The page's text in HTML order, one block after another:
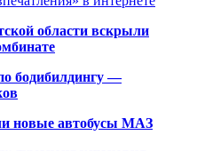
области вскрыли
бодибилдингу —
новые автобусы МАЗ